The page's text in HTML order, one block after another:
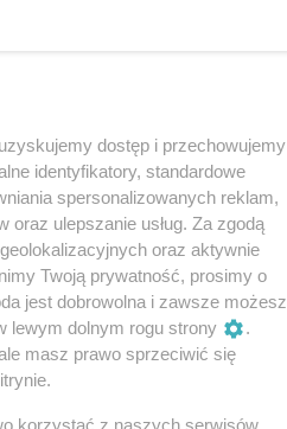
r.
dostęp i przechowujemy
identyfikatory, standardowe
spersonalizowanych reklam,
ulepszanie usług. Za zgodą
oraz aktywnie
Twoją prywatność, prosimy o
jest dobrowolna i zawsze możesz
lewym dolnym rogu strony
.
masz prawo sprzeciwić się
korzystać z naszych serwisów